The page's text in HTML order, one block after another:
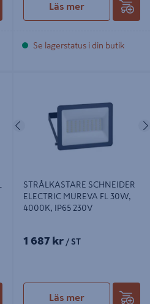
Läs mer
Se lagerstatus i din butik
Föregående
STRÅLKASTARE SCHNEIDER
ELECTRIC MUREVA FL 30W,
4000K, IP65 230V
1 687 kr / ST
Läs mer